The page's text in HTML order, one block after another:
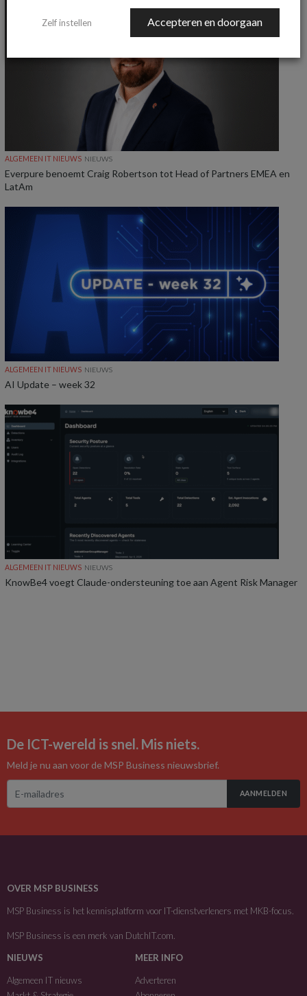
ALGEMEEN IT NIEUWS NIEUWS
Everpure benoemt Craig Robertson tot Head of Partners EMEA en
LatAm
ALGEMEEN IT NIEUWS NIEUWS
AI Update – week 32
ALGEMEEN IT NIEUWS NIEUWS
KnowBe4 voegt Claude-ondersteuning toe aan Agent Risk Manager
De ICT-wereld is snel. Mis niets.
Meld je nu aan voor de MSP Business nieuwsbrief.
AANMELDEN
OVER MSP BUSINESS
MSP Business is het kennisplatform voor IT-dienstverleners met MKB-focus.
MSP Business is een merk van DutchIT.com
NIEUWS
Algemeen IT nieuws
MEER INFO
Adverteren
Zelf instellen Accepteren en doorgaan